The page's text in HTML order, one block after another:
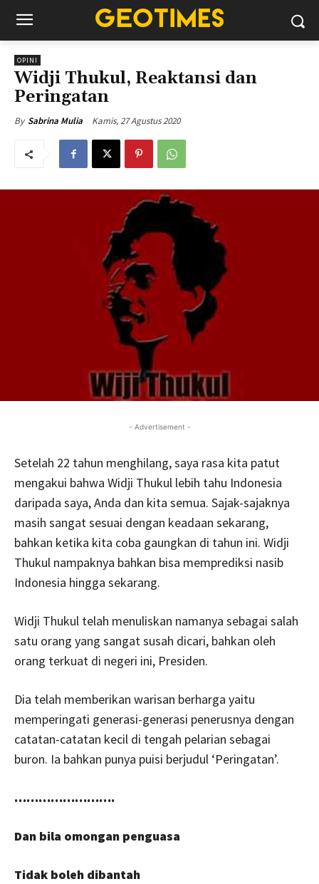
OPINI
Widji Thukul, Reaktansi dan
Peringatan
By Sabrina Mulia Kamis, 27 Agustus 2020
- Advertisement -
Setelah 22 tahun menghilang, saya rasa kita patut
mengakui bahwa Widji Thukul lebih tahu Indonesia
daripada saya, Anda dan kita semua. Sajak-sajaknya
masih sangat sesuai dengan keadaan sekarang,
bahkan ketika kita coba gaungkan di tahun ini. Widji
Thukul nampaknya bahkan bisa memprediksi nasib
Indonesia hingga sekarang.
Widji Thukul telah menuliskan namanya sebagai salah
satu orang yang sangat susah dicari, bahkan oleh
orang terkuat di negeri ini, Presiden.
Dia telah memberikan warisan berharga yaitu
memperingati generasi-generasi penerusnya dengan
catatan-catatan kecil di tengah pelarian sebagai
buron. Ia bahkan punya puisi berjudul ‘Peringatan’.
…………………….
Dan bila omongan penguasa
Tidak boleh dibantah